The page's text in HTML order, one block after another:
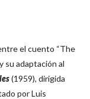
el cuento “The
su adaptación al
(1959), dirigida
por Luis